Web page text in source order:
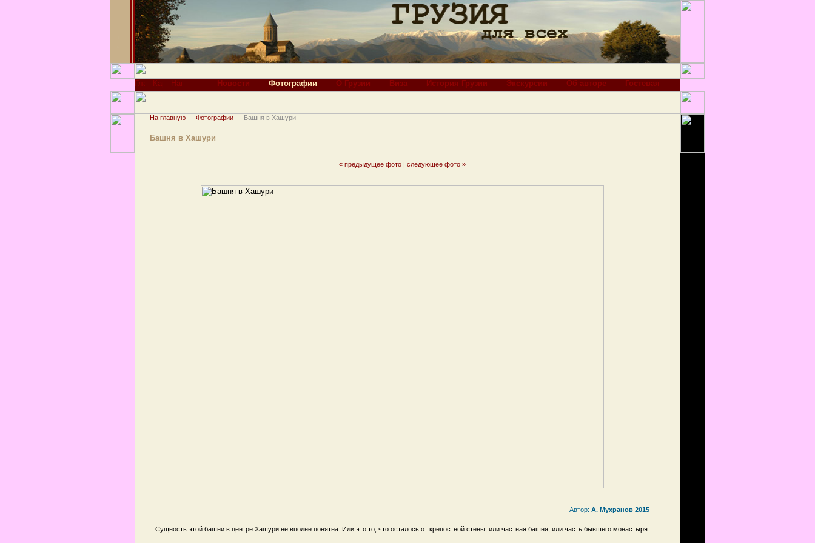
Новости Фотографии О Грузии Виза История Грузии Экскурсии Об авторе Гостевая
На главную Фотографии Башня в Хашури
Башня в Хашури
« предыдущее фото | следующее фото »
Автор: А. Мухранов 2015
Сущность этой башни в центре Хашури не вполне понятна. Или это то, что осталось от крепостной стены, или частная башня, или часть бывшего монастыря.